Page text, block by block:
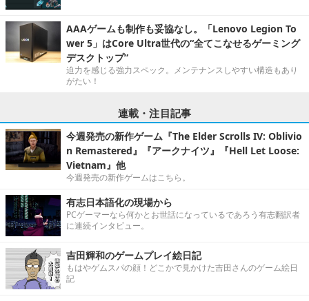
AAAゲームも制作も妥協なし。「Lenovo Legion To
wer 5」はCore Ultra世代の“全てこなせるゲーミング
デスクトップ”
迫力を感じる強力スペック。メンテナンスしやすい構造もあり
がたい！
連載・注目記事
今週発売の新作ゲーム『The Elder Scrolls IV: Oblivio
n Remastered』『アークナイツ』『Hell Let Loose:
Vietnam』他
今週発売の新作ゲームはこちら。
有志日本語化の現場から
PCゲーマーなら何かとお世話になっているであろう有志翻訳者
に連続インタビュー。
吉田輝和のゲームプレイ絵日記
もはやゲムスパの顔！どこかで見かけた吉田さんのゲーム絵日
記